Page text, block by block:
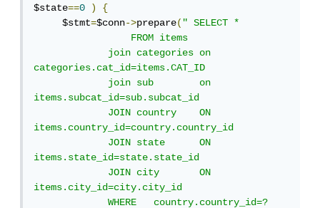
$state==0 )
{
$stmt=$conn->prepare(" SELECT *
FROM items
join categories on
categories.cat_id=items.CAT_ID
join sub        on
items.subcat_id=sub.subcat_id
JOIN country    ON
items.country_id=country.country_id
JOIN state      ON
items.state_id=state.state_id
JOIN city       ON
items.city_id=city.city_id
WHERE   country.country_id=?